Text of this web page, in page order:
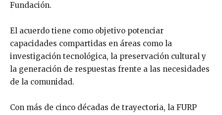
Fundación.
El acuerdo tiene como objetivo potenciar
capacidades compartidas en áreas como la
investigación tecnológica, la preservación cultural y
la generación de respuestas frente a las necesidades
de la comunidad.
Con más de cinco décadas de trayectoria, la FURP